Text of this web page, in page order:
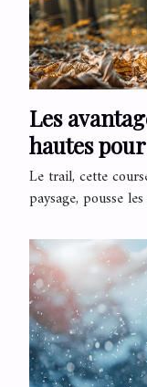
Les
hautes
Le trail, cette
paysage, pousse